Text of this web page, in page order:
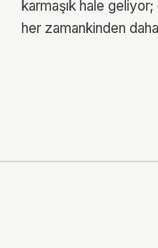
karmaşık hale
her zamankinden